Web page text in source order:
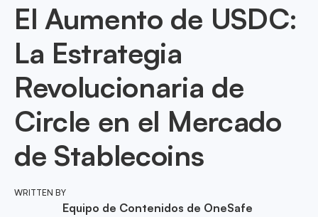
El Aumento de USDC:
La Estrategia
Revolucionaria de
Circle en el Mercado
de Stablecoins
WRITTEN BY
Equipo de Contenidos de OneSafe